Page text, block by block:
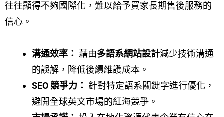
往往顯得不夠國際化，難以給予買家長期售後服務的
信心。
溝通效率： 藉由多語系網站設計減少技術溝通
的誤解，降低後續維護成本。
SEO 競爭力： 針對特定語系關鍵字進行優化，
避開全球英文市場的紅海競爭。